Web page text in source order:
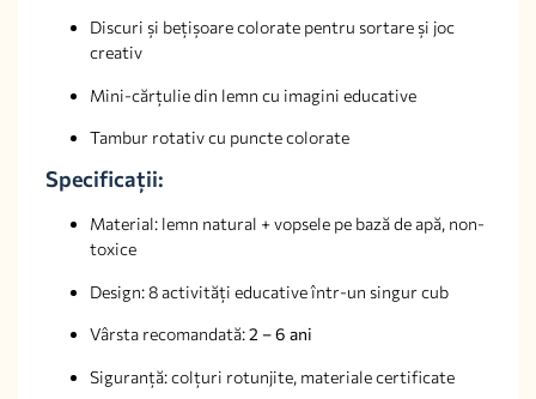
Discuri și bețișoare colorate pentru sortare și joc
creativ
Mini-cărțulie din lemn cu imagini educative
Tambur rotativ cu puncte colorate
Specificații:
Material: lemn natural + vopsele pe bază de apă, non-
toxice
Design: 8 activități educative într-un singur cub
Vârsta recomandată:2 – 6 ani
Siguranță: colțuri rotunjite, materiale certificate